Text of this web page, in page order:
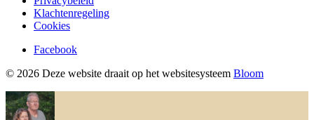
Klachtenregeling
Cookies
Facebook
© 2026 Deze website draait op het websitesysteem Bloom